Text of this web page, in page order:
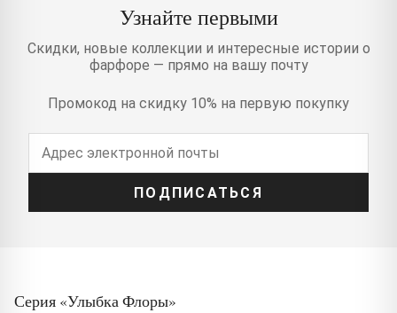
Узнайте первыми
Скидки, новые коллекции и интересные истории о
фарфоре — прямо на вашу почту
Промокод на скидку 10% на первую покупку
ПОДПИСАТЬСЯ
Серия «Улыбка Флоры»